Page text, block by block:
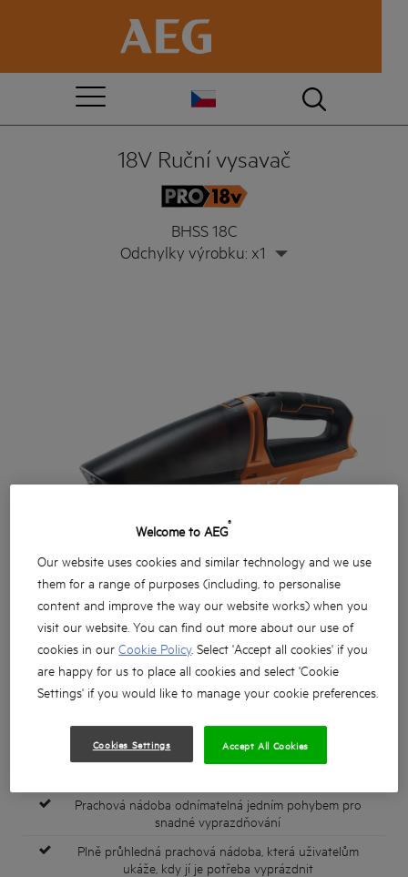
18V Ruční vysavač
BHSS 18C
Odchylky výrobku: x1
Prachová nádoba odnímatelná jedním pohybem pro
snadné vyprazdňování
Plně průhledná prachová nádoba, která uživatelům
ukáže, kdy jí je potřeba vyprázdnit
Welcome to AEG®
Our website uses cookies and similar technology and we use
them for a range of purposes (including, to personalise
content and improve the way our website works) when you
visit our website. You can find out more about our use of
cookies in ourCookie Policy. Select 'Accept all cookies' if you
are happy for us to place all cookies and select 'Cookie
Settings' if you would like to manage your cookie preferences.
Cookies Settings Accept All Cookies